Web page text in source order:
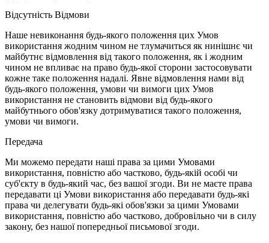
Відсутність Відмови
Наше невиконання будь-якого положення цих Умов
використання жодним чином не тлумачиться як нинішнє чи
майбутнє відмовлення від такого положення, як і жодним
чином не впливає на право будь-якої сторони застосовувати
кожне таке положення надалі. Явне відмовлення нами від
будь-якого положення, умови чи вимоги цих Умов
використання не становить відмови від будь-якого
майбутнього обов'язку дотримуватися такого положення,
умови чи вимоги.
Передача
Ми можемо передати наші права за цими Умовами
використання, повністю або частково, будь-якій особі чи
суб'єкту в будь-який час, без вашої згоди. Ви не маєте права
передавати ці Умови використання або передавати будь-які
права чи делегувати будь-які обов'язки за цими Умовами
використання, повністю або частково, добровільно чи в силу
закону, без нашої попередньої письмової згоди.